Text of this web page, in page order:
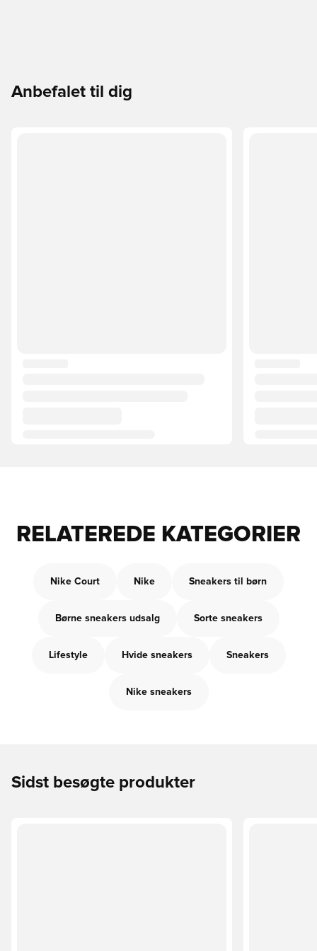
Anbefalet til dig
RELATEREDE KATEGORIER
Nike Court Nike Sneakers til børn
Børne sneakers udsalg Sorte sneakers
Lifestyle Hvide sneakers Sneakers
Nike sneakers
Sidst besøgte produkter